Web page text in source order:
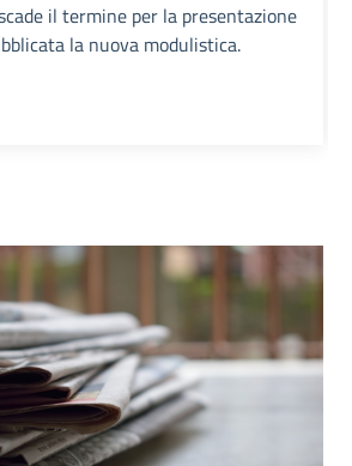
il termine per la presentazione
la nuova modulistica.